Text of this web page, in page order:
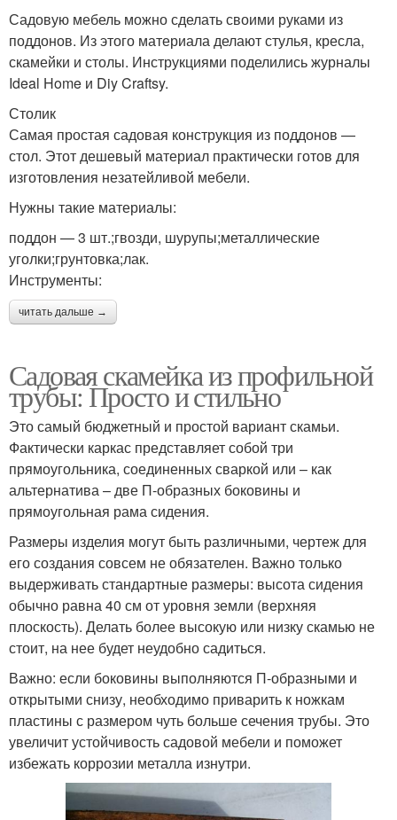
Садовую мебель можно сделать своими руками из
поддонов. Из этого материала делают стулья, кресла,
скамейки и столы. Инструкциями поделились журналы
Ideal Home и Diy Craftsy.
Столик
Самая простая садовая конструкция из поддонов —
стол. Этот дешевый материал практически готов для
изготовления незатейливой мебели.
Нужны такие материалы:
поддон — 3 шт.;гвозди, шурупы;металлические
уголки;грунтовка;лак.
Инструменты:
читать дальше →
Садовая скамейка из профильной
трубы: Просто и стильно
Это самый бюджетный и простой вариант скамьи.
Фактически каркас представляет собой три
прямоугольника, соединенных сваркой или – как
альтернатива – две П-образных боковины и
прямоугольная рама сидения.
Размеры изделия могут быть различными, чертеж для
его создания совсем не обязателен. Важно только
выдерживать стандартные размеры: высота сидения
обычно равна 40 см от уровня земли (верхняя
плоскость). Делать более высокую или низку скамью не
стоит, на нее будет неудобно садиться.
Важно: если боковины выполняются П-образными и
открытыми снизу, необходимо приварить к ножкам
пластины с размером чуть больше сечения трубы. Это
увеличит устойчивость садовой мебели и поможет
избежать коррозии металла изнутри.